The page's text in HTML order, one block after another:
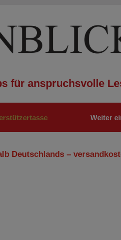
für anspruchsvolle
Weiter
Deutschlands –